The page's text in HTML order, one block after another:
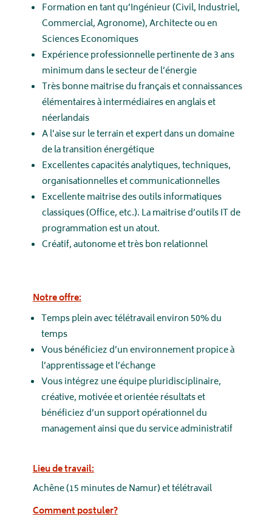
Formation en tant qu’Ingénieur (Civil, Industriel,
Commercial, Agronome), Architecte ou en
Sciences Economiques
Expérience professionnelle pertinente de 3 ans
minimum dans le secteur de l’énergie
Très bonne maitrise du français et connaissances
élémentaires à intermédiaires en anglais et
néerlandais
A l’aise sur le terrain et expert dans un domaine
de la transition énergétique
Excellentes capacités analytiques, techniques,
organisationnelles et communicationnelles
Excellente maitrise des outils informatiques
classiques (Office, etc.). La maitrise d’outils IT de
programmation est un atout.
Créatif, autonome et très bon relationnel
Notre offre:
Temps plein avec télétravail environ 50% du
temps
Vous bénéficiez d’un environnement propice à
l’apprentissage et l’échange
Vous intégrez une équipe pluridisciplinaire,
créative, motivée et orientée résultats et
bénéficiez d’un support opérationnel du
management ainsi que du service administratif
Lieu de travail:
Achêne (15 minutes de Namur) et télétravail
Comment postuler?